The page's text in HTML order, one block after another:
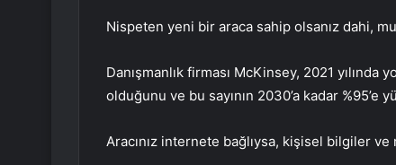
Nispeten yeni bir araca sahip olsanız dahi,
Danışmanlık firması McKinsey, 2021 yılında
olduğunu ve bu sayının 2030’a kadar %95’e
Aracınız internete bağlıysa, kişisel bilgiler